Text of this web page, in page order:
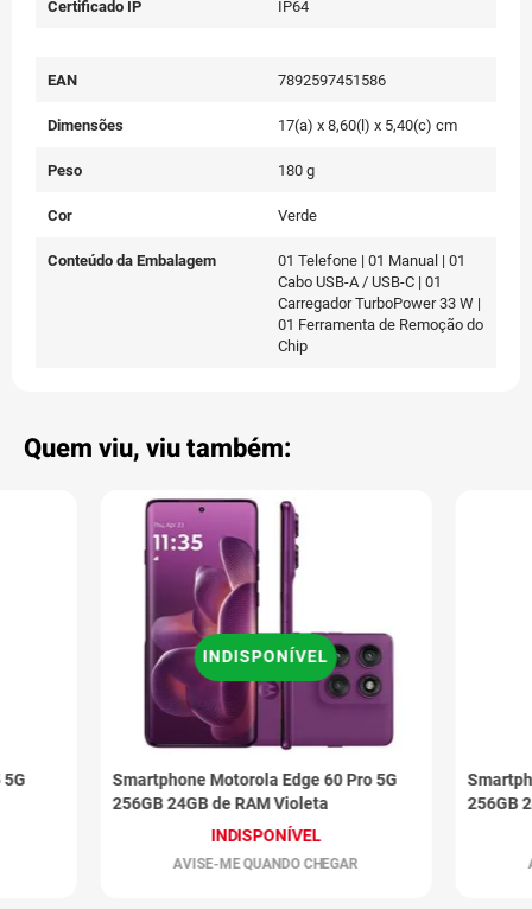
Certificado IP IP64
EAN 7892597451586
Dimensões 17(a) x 8,60(l) x 5,40(c) cm
Peso 180 g
Cor Verde
Conteúdo da Embalagem
01 Telefone | 01 Manual | 01
Cabo USB-A / USB-C | 01
Carregador TurboPower 33 W |
01 Ferramenta de Remoção do
Chip
Quem viu, viu também:
Smartphone Motorola Edge 60 Pro 5G
256GB 24GB de RAM Violeta
INDISPONÍVEL
AVISE-ME QUANDO CHEGAR
INDISPONÍVEL
256GB